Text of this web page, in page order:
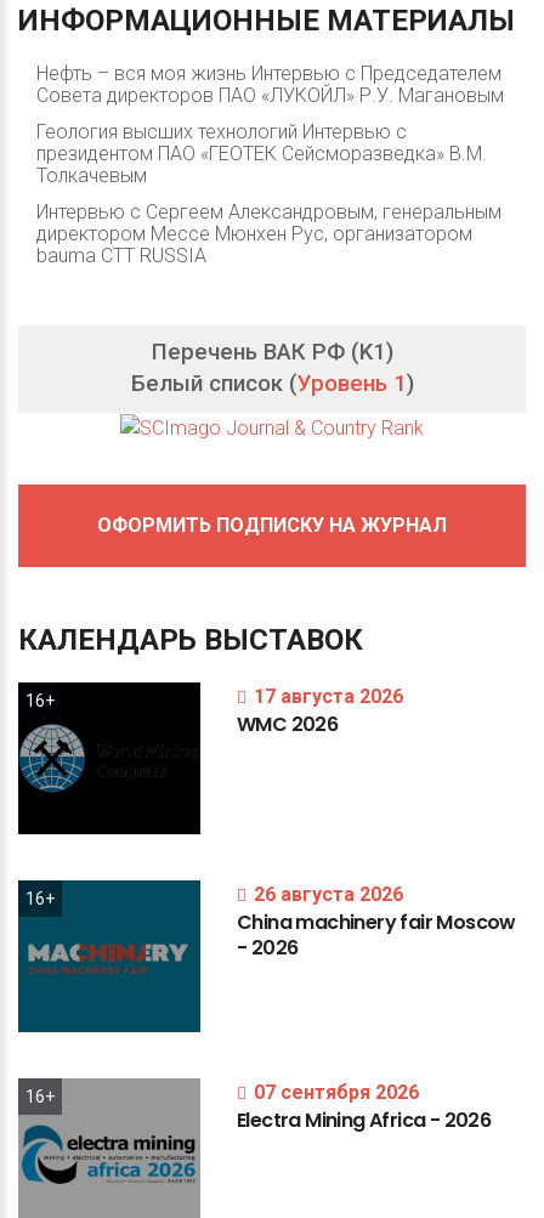
ИНФОРМАЦИОННЫЕ МАТЕРИАЛЫ
Нефть – вся моя жизнь Интервью с Председателем
Совета директоров ПАО «ЛУКОЙЛ» Р.У. Магановым
Геология высших технологий Интервью с
президентом ПАО «ГЕОТЕК Сейсморазведка» В.М.
Толкачевым
Интервью с Сергеем Александровым, генеральным
директором Мессе Мюнхен Рус, организатором
bauma CTT RUSSIA
Перечень ВАК РФ (K1)
Белый список (Уровень 1)
ОФОРМИТЬ ПОДПИСКУ НА ЖУРНАЛ
КАЛЕНДАРЬ ВЫСТАВОК
16+ 17 августа 2026
WMC 2026
16+ 26 августа 2026
ChinamachineryfairMoscow
- 2026
16+ 07 сентября 2026
ElectraMiningAfrica- 2026